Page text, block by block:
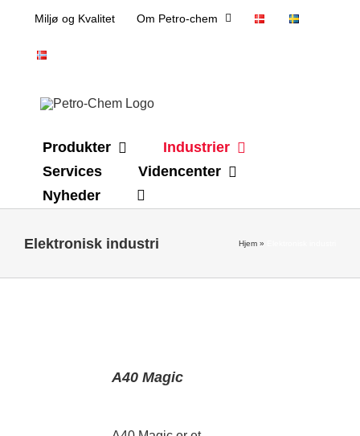
content
Miljø og Kvalitet Om Petro-chem
Produkter
Industrier
Services
Videncenter
Nyheder
Elektronisk industri Hjem »
A40 Magic